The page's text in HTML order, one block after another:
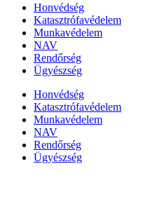
Honvédség
Katasztrófavédelem
Munkavédelem
NAV
Rendőrség
Ügyészség
Honvédség
Katasztrófavédelem
Munkavédelem
NAV
Rendőrség
Ügyészség